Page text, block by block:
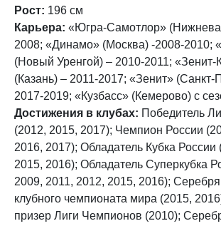
Рост: 196 см
Карьера: «Югра-Самотлор»
2008; «Динамо» (Москва) -2008-2010;
(Новый Уренгой) – 2010-2011; «Зенит-
(Казань) – 2011-2017; «Зенит» (Санкт-
2017-2019; «Кузбасс» (Кемерово) с
Достижения в клубах: Победитель
(2012, 2015, 2017); Чемпион России
2016, 2017); Обладатель Кубка России
2015, 2016); Обладатель Суперкубка
2009, 2011, 2012, 2015, 2016);
клубного чемпионата мира (2015,
призер Лиги Чемпионов (2010);